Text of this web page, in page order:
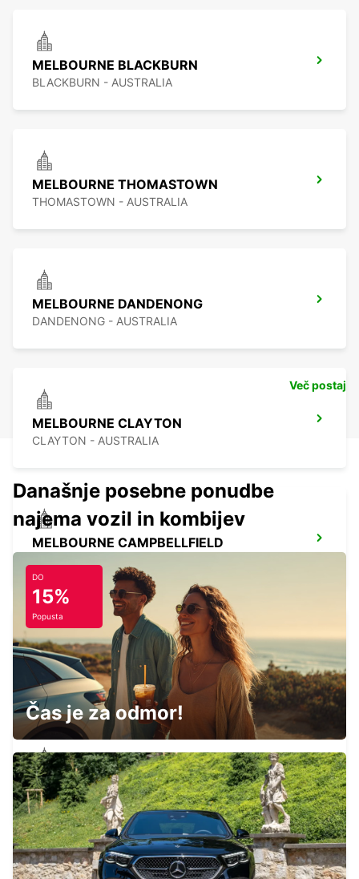
MELBOURNE BLACKBURN
BLACKBURN - AUSTRALIA
MELBOURNE THOMASTOWN
THOMASTOWN - AUSTRALIA
MELBOURNE DANDENONG
DANDENONG - AUSTRALIA
MELBOURNE CLAYTON
CLAYTON - AUSTRALIA
MELBOURNE CAMPBELLFIELD
BAIRNSDALE CITY
BAIRNSDALE - AUSTRALIA
MELBOURNE CITY
MELBOURNE - AUSTRALIA
Več postaj
Današnje posebne ponudbe
najema vozil in kombijev
DO
15%
Popusta
Čas je za odmor!